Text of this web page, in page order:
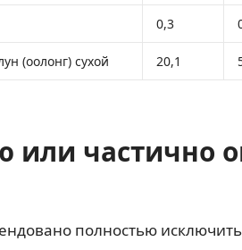
0,3
(оолонг) сухой 20,1
или частично
полностью